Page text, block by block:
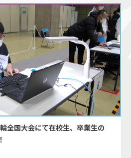
全国大会にて在校生、卒業生の